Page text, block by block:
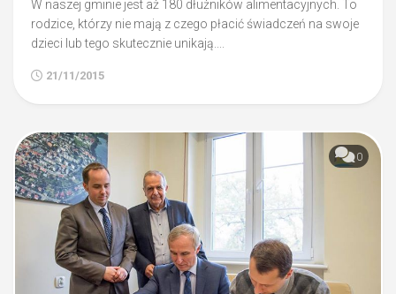
W naszej gminie jest aż 180 dłużników alimentacyjnych. To
rodzice, którzy nie mają z czego płacić świadczeń na swoje
dzieci lub tego skutecznie unikają....
21/11/2015
0